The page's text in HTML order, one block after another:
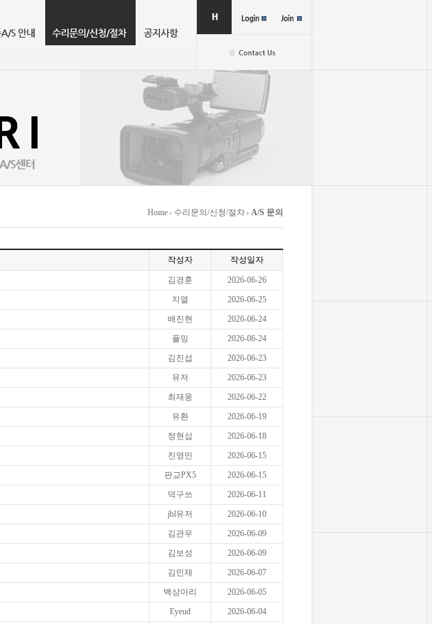
Home 수리문의/신청/절차 A/S 문의
작성자 작성일자
김경훈
2026-06-26
지열
2026-06-25
배진현
2026-06-24
플밍
2026-06-24
김진섭
2026-06-23
유저
2026-06-23
최재웅
2026-06-22
유환
2026-06-19
정현섭
2026-06-18
진영민
2026-06-15
판교PX5
2026-06-15
덕구쓰
2026-06-11
jbl유저
2026-06-10
김관우
2026-06-09
김보성
2026-06-09
김민재
2026-06-07
백상아리
2026-06-05
Eyeud 2026-06-04